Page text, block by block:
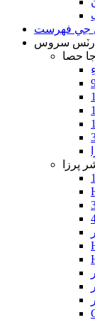
جي فهرست
پارٽس سروس
حصا
پرزا